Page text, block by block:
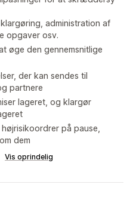
administration af
opgaver osv.
øge den gennemsnitlige
der kan sendes til
partnere
lageret, og klargør
på pause,
dem
Vis oprindelig